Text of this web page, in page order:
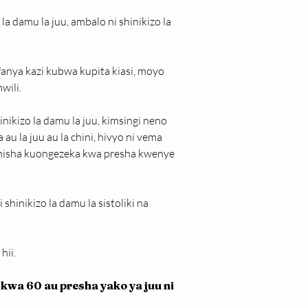
damu la juu, ambalo ni shinikizo la
kazi kubwa kupita kiasi, moyo
la damu la juu, kimsingi neno
la juu au la chini, hivyo ni vema
kuongezeka kwa presha kwenye
la damu la sistoliki na
60 au presha yako ya juu ni